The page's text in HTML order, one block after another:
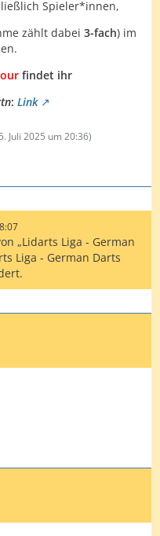
Spieler*innen,
zählt dabei 3-fach) im
findet ihr
: Link
5. Juli 2025 um 20:36)
„Lidarts Liga - German
Liga - German Darts